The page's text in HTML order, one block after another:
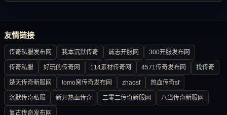
友情链接
传奇私服发布网 我本沉默传奇 诚志开服网 300开服发布网
传奇私服 好玩的传奇网 114素材传奇网 4571传奇发布网 找传奇
楚天传奇新服网 lomo窝传奇发布网 zhaosf 热血传奇sf
沉默传奇私服 新开热血传奇 二零二传奇新服网 八当传奇新服网
复古传奇发布网